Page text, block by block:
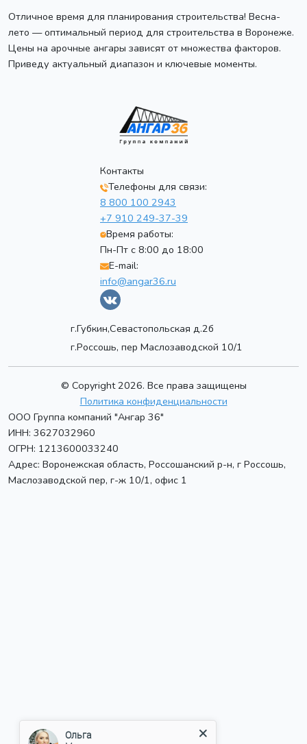
Отличное время для планирования строительства! Весна-
лето — оптимальный период для строительства в Воронеже.
Цены на арочные ангары зависят от множества факторов.
Приведу актуальный диапазон и ключевые моменты.
Контакты
Телефоны для связи:
8 800 100 2943
+7 910 249-37-39
Время работы:
Пн-Пт с 8:00 до 18:00
E-mail:
info@angar36.ru
г.Губкин,Севастопольская д.2б
г.Россошь, пер Маслозаводской 10/1
© Copyright 2026. Все права защищены
Политика конфиденциальности
ООО Группа компаний "Ангар 36"
ИНН: 3627032960
ОГРН: 1213600033240
Адрес: Воронежская область, Россошанский р-н, г Россошь,
Маслозаводской пер, г-ж 10/1, офис 1
Ольга